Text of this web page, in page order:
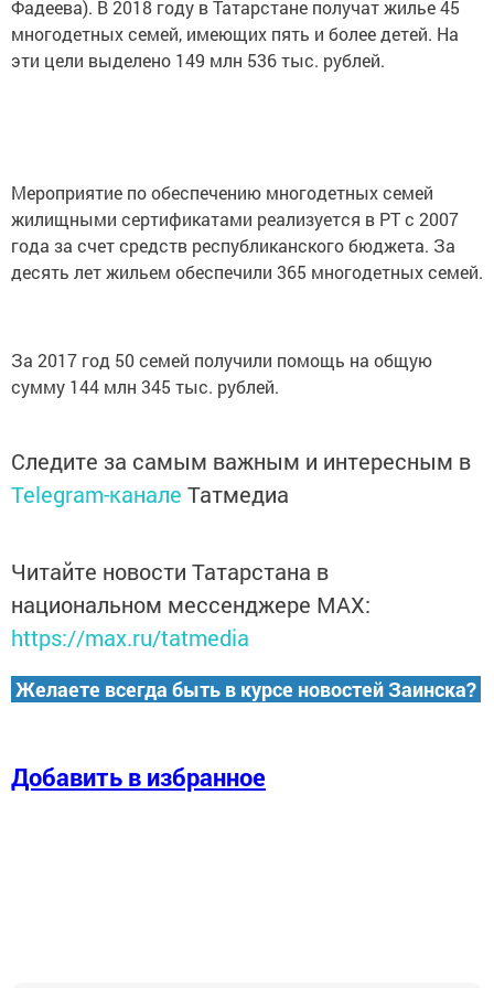
Фадеева). В 2018 году в Татарстане получат жилье 45
многодетных семей, имеющих пять и более детей. На
эти цели выделено 149 млн 536 тыс. рублей.
Мероприятие по обеспечению многодетных семей
жилищными сертификатами реализуется в РТ с 2007
года за счет средств республиканского бюджета. За
десять лет жильем обеспечили 365 многодетных семей.
За 2017 год 50 семей получили помощь на общую
сумму 144 млн 345 тыс. рублей.
Следите за самым важным и интересным в
Telegram-канале Татмедиа
Читайте новости Татарстана в
национальном мессенджере MАХ:
https://max.ru/tatmedia
Желаете всегда быть в курсе новостей Заинска?
Добавить в избранное